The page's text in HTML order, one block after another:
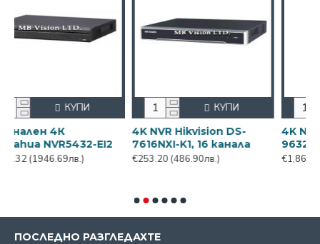
EI2
КУПИ
4K NVR Hikvision DS-
7616NXI-K1, 16 канала
€253.20
(486.90лв.)
КУПИ
4K NVR Hikvision
9632NI-I8, 32
ПОСЛЕДНО РАЗГЛЕДАХТЕ